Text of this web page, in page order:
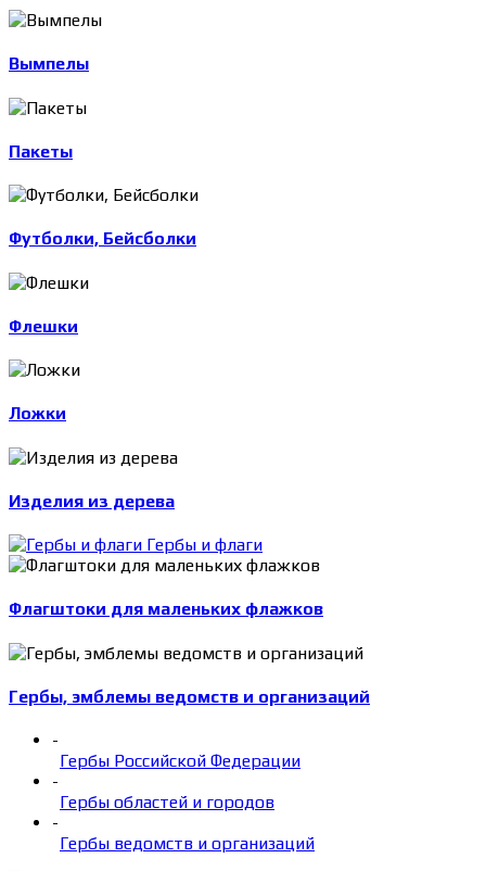
Вымпелы
Пакеты
Футболки, Бейсболки
Флешки
Ложки
Изделия из дерева
Гербы и флаги
Флагштоки для маленьких флажков
Гербы, эмблемы ведомств и организаций
-
Гербы Российской Федерации
-
Гербы областей и городов
-
Гербы ведомств и организаций